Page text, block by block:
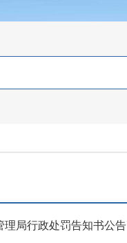
理局行政处罚告知书公告